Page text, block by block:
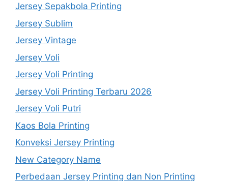
Jersey Sepakbola Printing
Jersey Sublim
Jersey Vintage
Jersey Voli
Jersey Voli Printing
Jersey Voli Printing Terbaru 2026
Jersey Voli Putri
Kaos Bola Printing
Konveksi Jersey Printing
New Category Name
Perbedaan Jersey Printing dan Non Printing